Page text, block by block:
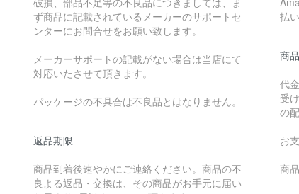
ず商品に記載されているメーカーのサポートセ
ンターにお問合せをお願い致します。
メーカーサポートの記載がない場合は当店にて
対応いたさせて頂きます。
パッケージの不具合は不良品とはなりません。
返品期限
商品到着後速やかにご連絡ください。商品の不
良よる返品・交換は、その商品がお手元に届い
払
商
代
受
の
お
商